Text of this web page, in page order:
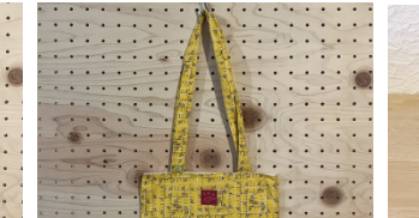
【y.y.williams】 7インチトートバッグ
／Ruler
¥2,700
SOLD OUT